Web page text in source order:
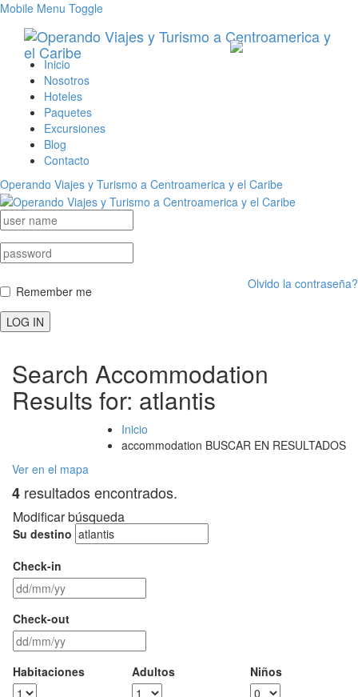
Mobile Menu Toggle
Inicio
Nosotros
Hoteles
Paquetes
Excursiones
Blog
Contacto
Operando Viajes y Turismo a Centroamerica y el Caribe
Olvido la contraseña?
Remember me
LOG IN
Search Accommodation
Results for: atlantis
Inicio
accommodation BUSCAR EN RESULTADOS
Ver en el mapa
4 resultados encontrados.
Modificar búsqueda
Su destino
Check-in
Check-out
Habitaciones Adultos Niños